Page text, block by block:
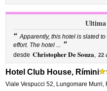
Ultima
“ Apparently, this hotel is slated
effort. The hotel ... ”
desde Christopher De Souza, 22
Hotel Club House, Rímini
Viale Vespucci 52, Lungomare Murri,